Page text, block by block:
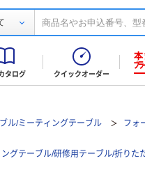
タログ クイックオーダー
ル/ミーティングテーブル フォ
グテーブル/研修用テーブル/折りた